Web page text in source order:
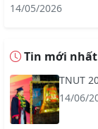
14/05/2026
Tin mới nhất
TNUT
14/06/